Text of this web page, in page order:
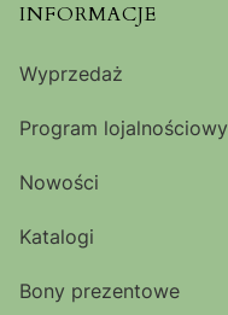
Linki w stopce
INFORMACJE
Wyprzedaż
Program lojalnościowy
Nowości
Katalogi
Bony prezentowe